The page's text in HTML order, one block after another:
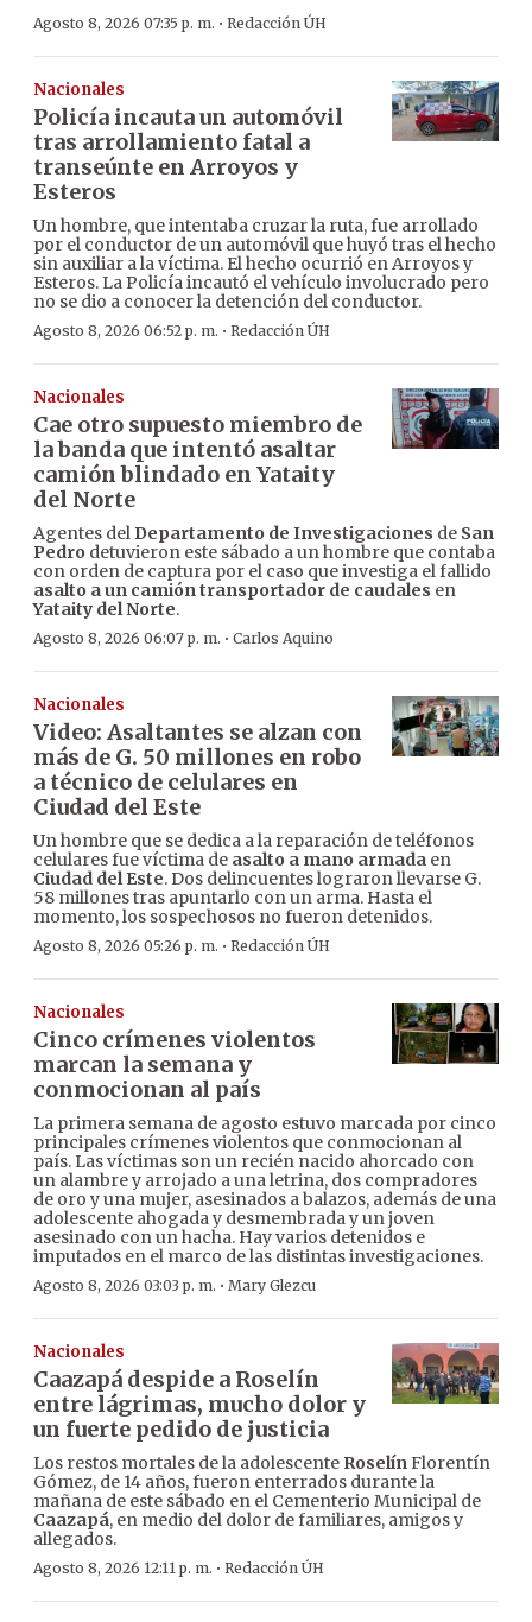
Agosto 8, 2026 07:35 p. m. · Redacción ÚH
Nacionales
Policía incauta un automóvil
tras arrollamiento fatal a
transeúnte en Arroyos y
Esteros
Un hombre, que intentaba cruzar la ruta, fue arrollado
por el conductor de un automóvil que huyó tras el hecho
sin auxiliar a la víctima. El hecho ocurrió en Arroyos y
Esteros. La Policía incautó el vehículo involucrado pero
no se dio a conocer la detención del conductor.
Agosto 8, 2026 06:52 p. m. · Redacción ÚH
Nacionales
Cae otro supuesto miembro de
la banda que intentó asaltar
camión blindado en Yataity
del Norte
Agentes del Departamento de Investigaciones de San
Pedro detuvieron este sábado a un hombre que contaba
con orden de captura por el caso que investiga el fallido
asalto a un camión transportador de caudales en
Yataity del Norte.
Agosto 8, 2026 06:07 p. m. · Carlos Aquino
Nacionales
Video: Asaltantes se alzan con
más de G. 50 millones en robo
a técnico de celulares en
Ciudad del Este
Un hombre que se dedica a la reparación de teléfonos
celulares fue víctima de asalto a mano armada en
Ciudad del Este. Dos delincuentes lograron llevarse G.
58 millones tras apuntarlo con un arma. Hasta el
momento, los sospechosos no fueron detenidos.
Agosto 8, 2026 05:26 p. m. · Redacción ÚH
Nacionales
Cinco crímenes violentos
marcan la semana y
conmocionan al país
La primera semana de agosto estuvo marcada por cinco
principales crímenes violentos que conmocionan al
país. Las víctimas son un recién nacido ahorcado con
un alambre y arrojado a una letrina, dos compradores
de oro y una mujer, asesinados a balazos, además de una
adolescente ahogada y desmembrada y un joven
asesinado con un hacha. Hay varios detenidos e
imputados en el marco de las distintas investigaciones.
Agosto 8, 2026 03:03 p. m. · Mary Glezcu
Nacionales
Caazapá despide a Roselín
entre lágrimas, mucho dolor y
un fuerte pedido de justicia
Los restos mortales de la adolescente RoselínFlorentín
Gómez, de 14 años, fueron enterrados durante la
mañana de este sábado en el Cementerio Municipal de
Caazapá, en medio del dolor de familiares, amigos y
allegados.
Agosto 8, 2026 12:11 p. m. · Redacción ÚH